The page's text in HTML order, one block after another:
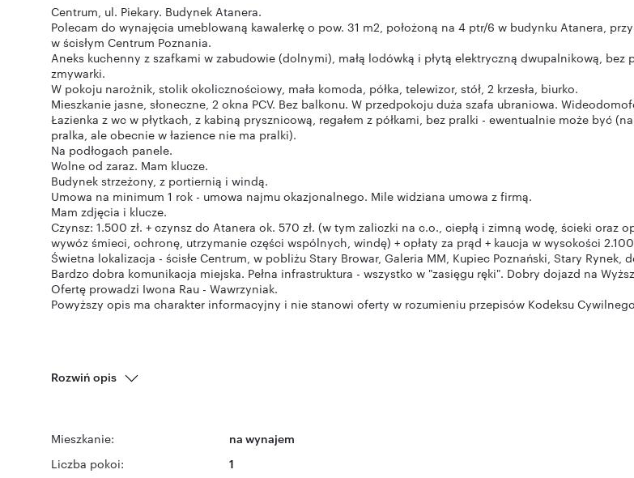
Centrum, ul. Piekary. Budynek Atanera.
Polecam do wynajęcia umeblowaną kawalerkę o pow. 31 m2, położoną na 4 ptr/6 w budynku Atanera,
w ścisłym Centrum Poznania.
Aneks kuchenny z szafkami w zabudowie (dolnymi), małą lodówką i płytą elektryczną dwupalnikową, bez
zmywarki.
W pokoju narożnik, stolik okolicznościowy, mała komoda, półka, telewizor, stół, 2 krzesła, biurko.
Mieszkanie jasne, słoneczne, 2 okna PCV. Bez balkonu. W przedpokoju duża szafa ubraniowa.
Łazienka z wc w płytkach, z kabiną prysznicową, regałem z półkami, bez pralki - ewentualnie może być
pralka, ale obecnie w łazience nie ma pralki).
Na podłogach panele.
Wolne od zaraz. Mam klucze.
Budynek strzeżony, z portiernią i windą.
Umowa na minimum 1 rok - umowa najmu okazjonalnego. Mile widziana umowa z firmą.
Mam zdjęcia i klucze.
Czynsz: 1.500 zł. + czynsz do Atanera ok. 570 zł. (w tym zaliczki na c.o., ciepłą i zimną wodę, ścieki oraz
wywóz śmieci, ochronę, utrzymanie części wspólnych, windę) + opłaty za prąd + kaucja w wysokości 2.100
Świetna lokalizacja - ścisłe Centrum, w pobliżu Stary Browar, Galeria MM, Kupiec Poznański, Stary Rynek,
Bardzo dobra komunikacja miejska. Pełna infrastruktura - wszystko w "zasięgu ręki". Dobry dojazd na
Ofertę prowadzi Iwona Rau - Wawrzyniak.
Rozwiń opis
Mieszkanie: na wynajem
Liczba pokoi: 1